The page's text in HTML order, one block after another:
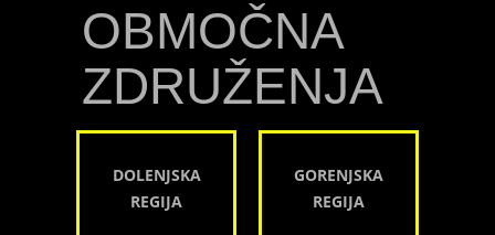
OBMOČNA
ZDRUŽENJA
DOLENJSKA
REGIJA
GORENJSKA
REGIJA